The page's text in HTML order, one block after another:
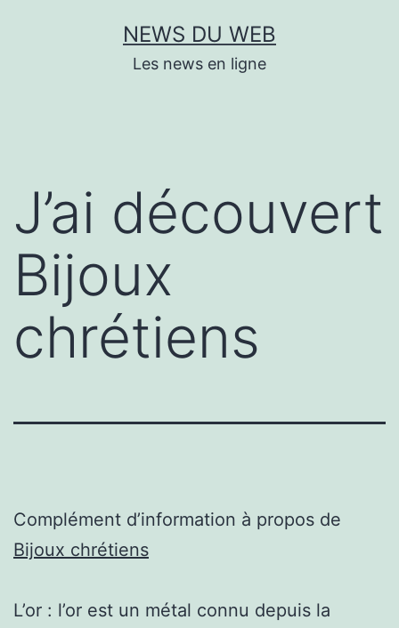
NEWS DU WEB
Les news en ligne
J’ai découvert
Bijoux
chrétiens
Complément d’information à propos de
Bijoux chrétiens
L’or : l’or est un métal connu depuis la